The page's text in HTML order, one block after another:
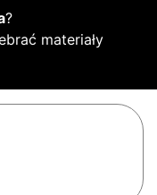
?
materiały